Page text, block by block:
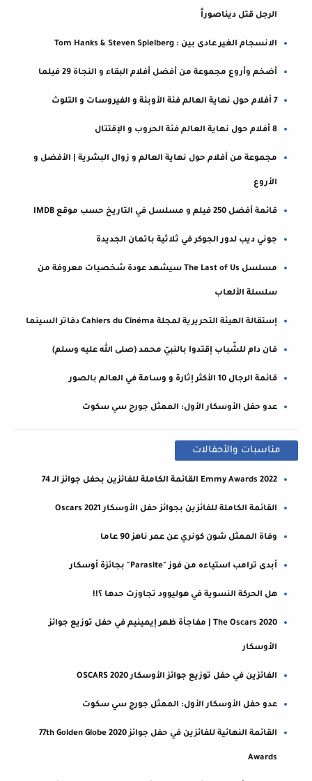
الرجل قتل ديناصوراً
الانسجام الغير عادى بين : Tom Hanks & Steven Spielberg
أضخم وأروع مجموعة من أفضل أفلام البقاء و النجاة 29 فيلما
7 أفلام حول نهاية العالم فئة الأوبئة و الفيروسات و التلوث
8 أفلام حول نهاية العالم فئة الحروب و الإقتتال
مجموعة من أفلام حول نهاية العالم و زوال البشرية | الأفضل و
الأروع
قائمة أفضل 250 فيلم و مسلسل في التاريخ حسب موقع IMDB
جوني ديب لدور الجوكر في ثلاثية باتمان الجديدة
مسلسل The Last of Us سيشهد عودة شخصيات معروفة من
سلسلة الألعاب
إستقالة الهيئة التحريرية لمجلة Cahiers du Cinéma دفاتر السينما
فان دام للشّباب إقتدوا بالنبيّ محمد (صلى الله عليه وسلم)
قائمة الرجال 10 الأكثر إثارة و وسامة في العالم بالصور
عدو حفل الأوسكار الأول: الممثل جورج سي سكوت
مناسبات والأحفالات
2022 Emmy Awards القائمة الكاملة للفائزين بحفل جوائز الـ 74
القائمة الكاملة للفائزين بجوائز حفل الأوسكار 2021 Oscars
وفاة الممثل شون كونري عن عمر ناهز 90 عاما
أبدى ترامب استياءه من فوز "Parasite" بجائزة أوسكار
هل الحركة النسوية في هوليوود تجاوزت حدها ؟!!
The Oscars 2020 | مفاجأة ظهر إيمينيم في حفل توزيع جوائز
الأوسكار
الفائزين في حفل توزيع جوائز الأوسكار OSCARS 2020
عدو حفل الأوسكار الأول: الممثل جورج سي سكوت
القائمة النهائية للفائزين في حفل جوائز 2020 77th Golden Globe
Awards